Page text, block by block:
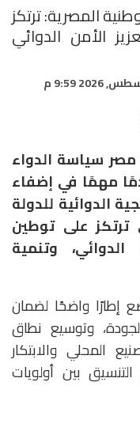
المصرية: ترتكز
الأمن الدوائي
سياسة الدواء
مهمًا في إضفاء
الدوائية للدولة
مصر 2030، التي ترتكز على توطين
وتنمية
واضحًا لضمان
وتوسيع نطاق
المحلي والابتكار
بين أولويات